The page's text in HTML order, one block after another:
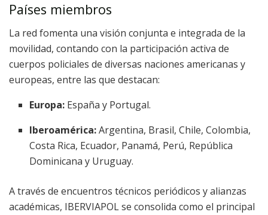
Países miembros
La red fomenta una visión conjunta e integrada de la
movilidad, contando con la participación activa de
cuerpos policiales de diversas naciones americanas y
europeas, entre las que destacan:
Europa: España y Portugal.
Iberoamérica:Argentina, Brasil, Chile, Colombia,
Costa Rica, Ecuador, Panamá, Perú, República
Dominicana y Uruguay.
A través de encuentros técnicos periódicos y alianzas
académicas, IBERVIAPOL se consolida como el principal